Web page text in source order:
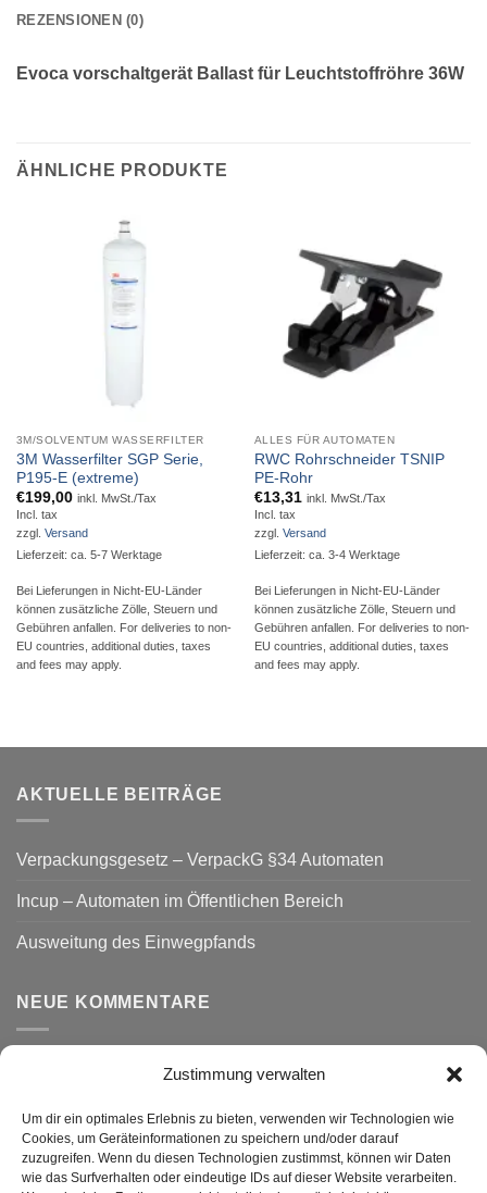
Zustimmung verwalten
Um dir ein optimales Erlebnis zu bieten, verwenden wir Technologien wie
Cookies, um Geräteinformationen zu speichern und/oder darauf
zuzugreifen. Wenn du diesen Technologien zustimmst, können wir Daten
wie das Surfverhalten oder eindeutige IDs auf dieser Website verarbeiten.
REZENSIONEN (0)
Evoca vorschaltgerät Ballast für Leuchtstoffröhre 36W
ÄHNLICHE PRODUKTE
3M/SOLVENTUM WASSERFILTER
3M Wasserfilter SGP Serie,
P195-E (extreme)
€199,00 inkl. MwSt./Tax
Incl. tax
zzgl. Versand
Lieferzeit: ca. 5-7 Werktage
Bei Lieferungen in Nicht-EU-Länder
können zusätzliche Zölle, Steuern und
Gebühren anfallen. For deliveries to non-
EU countries, additional duties, taxes
and fees may apply.
ALLES FÜR AUTOMATEN
RWC Rohrschneider TSNIP
PE-Rohr
€13,31 inkl. MwSt./Tax
Incl. tax
zzgl. Versand
Lieferzeit: ca. 3-4 Werktage
Bei Lieferungen in Nicht-EU-Länder
können zusätzliche Zölle, Steuern und
Gebühren anfallen. For deliveries to non-
EU countries, additional duties, taxes
and fees may apply.
AKTUELLE BEITRÄGE
Verpackungsgesetz – VerpackG §34 Automaten
Incup – Automaten im Öffentlichen Bereich
Ausweitung des Einwegpfands
NEUE KOMMENTARE